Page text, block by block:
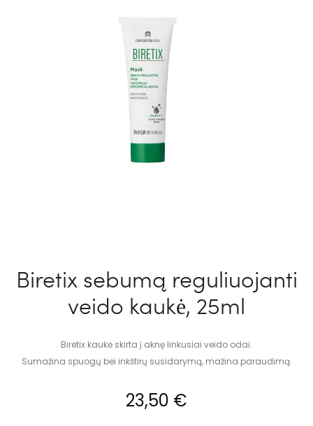
Biretix sebumą reguliuojanti
veido kaukė, 25ml
Biretix kaukė skirta į aknę linkusiai veido odai.
Sumažina spuogų bei inkštirų susidarymą, mažina paraudimą.
23,50 €